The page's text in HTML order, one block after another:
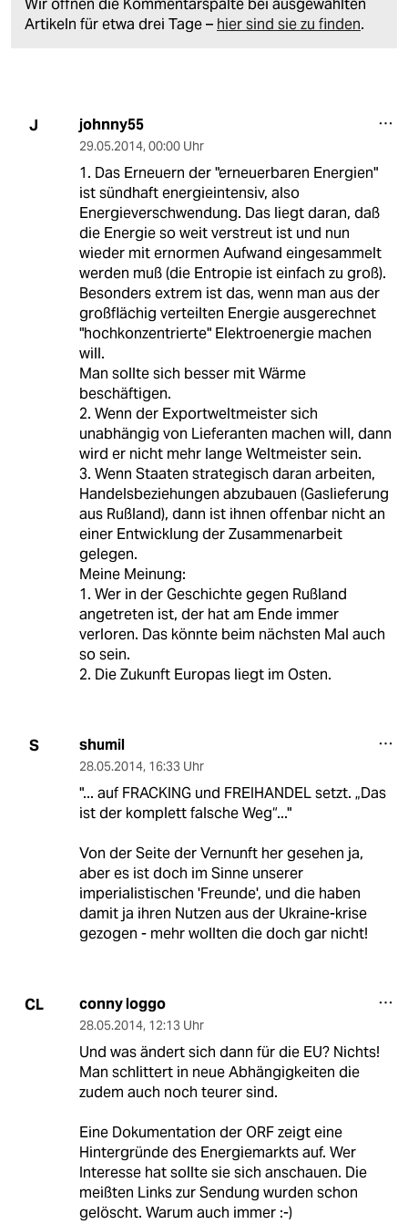
Wir öffnen die Kommentarspalte bei ausgewählten
Artikeln für etwa drei Tage – hier sind sie zu finden.
J johnny55
29.05.2014, 00:00 Uhr
1. Das Erneuern der "erneuerbaren Energien"
ist sündhaft energieintensiv, also
Energieverschwendung. Das liegt daran, daß
die Energie so weit verstreut ist und nun
wieder mit ernormen Aufwand eingesammelt
werden muß (die Entropie ist einfach zu groß).
Besonders extrem ist das, wenn man aus der
großflächig verteilten Energie ausgerechnet
"hochkonzentrierte" Elektroenergie machen
will.
Man sollte sich besser mit Wärme
beschäftigen.
2. Wenn der Exportweltmeister sich
unabhängig von Lieferanten machen will, dann
wird er nicht mehr lange Weltmeister sein.
3. Wenn Staaten strategisch daran arbeiten,
Handelsbeziehungen abzubauen (Gaslieferung
aus Rußland), dann ist ihnen offenbar nicht an
einer Entwicklung der Zusammenarbeit
gelegen.
Meine Meinung:
1. Wer in der Geschichte gegen Rußland
angetreten ist, der hat am Ende immer
verloren. Das könnte beim nächsten Mal auch
so sein.
2. Die Zukunft Europas liegt im Osten.
S shumil
28.05.2014, 16:33 Uhr
"... auf FRACKING und FREIHANDEL setzt. „Das
ist der komplett falsche Weg“..."
Von der Seite der Vernunft her gesehen ja,
aber es ist doch im Sinne unserer
imperialistischen 'Freunde', und die haben
damit ja ihren Nutzen aus der Ukraine-krise
gezogen - mehr wollten die doch gar nicht!
CL conny loggo
28.05.2014, 12:13 Uhr
Und was ändert sich dann für die EU? Nichts!
Man schlittert in neue Abhängigkeiten die
zudem auch noch teurer sind.
Eine Dokumentation der ORF zeigt eine
Hintergründe des Energiemarkts auf. Wer
Interesse hat sollte sie sich anschauen. Die
meißten Links zur Sendung wurden schon
gelöscht. Warum auch immer :-)